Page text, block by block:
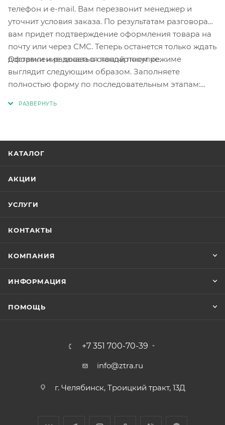
телефон и e-mail. Вам перезвонит менеджер и
уточнит условия заказа. По результатам разговора
вам придет подтверждение оформления товара на
почту или через СМС. Теперь останется только ждать
доставки и радоваться новой покупке.
Оформление заказа в стандартном режиме
выглядит следующим образом. Заполняете
полностью форму по последовательным этапам:
КАТАЛОГ
АКЦИИ
УСЛУГИ
КОНТАКТЫ
КОМПАНИЯ
ИНФОРМАЦИЯ
ПОМОЩЬ
+7 351 700-70-39
info@ztra.ru
г. Челябинск, Троицкий тракт, 13Д